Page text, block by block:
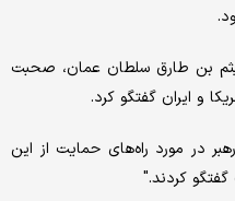
بن طارق سلطان عمان، صحبت
و ایران گفتگو کرد.
در مورد راه‌های حمایت از این
کردند."